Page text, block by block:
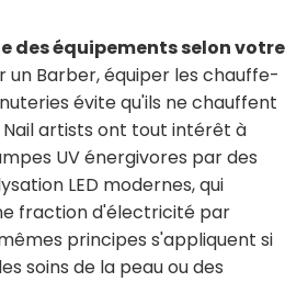
des équipements selon votre
un Barber, équiper les chauffe-
évite qu'ils ne chauffent
Nail artists ont tout intérêt à
UV énergivores par des
LED modernes, qui
fraction d'électricité par
principes s'appliquent si
soins de la peau ou des